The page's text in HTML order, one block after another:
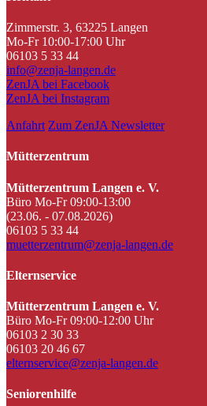
Zimmerstr. 3, 63225 Langen
Mo-Fr 10:00-17:00 Uhr
06103 5 33 44
info@zenja-langen.de
ZenJA bei Facebook
ZenJA bei Instagram
Anfahrt Zum ZenJA Newsletter
Mütterzentrum
Mütterzentrum Langen e. V.
Büro Mo-Fr 09:00-13:00
(23.06. - 07.08.2026)
06103 5 33 44
muetterzentrum@zenja-langen.de
Elternservice
Mütterzentrum Langen e. V.
Büro Mo-Fr 09:00-12:00 Uhr
06103 2 30 33
06103 20 46 67
elternservice@zenja-langen.de
Seniorenhilfe